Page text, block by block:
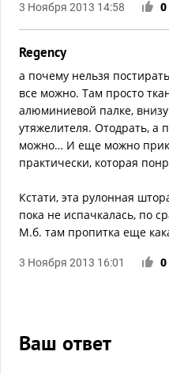
3 Ноября 2013 14:58 0
Regency
а почему нельзя
все можно. Там просто
алюминиевой палке,
утяжелителя. Отодрать, а
можно… И еще можно
практически, которая
Кстати, эта рулонная
пока не испачкалась, по
М.б. там пропитка еще
3 Ноября 2013 16:01 0
Ваш ответ